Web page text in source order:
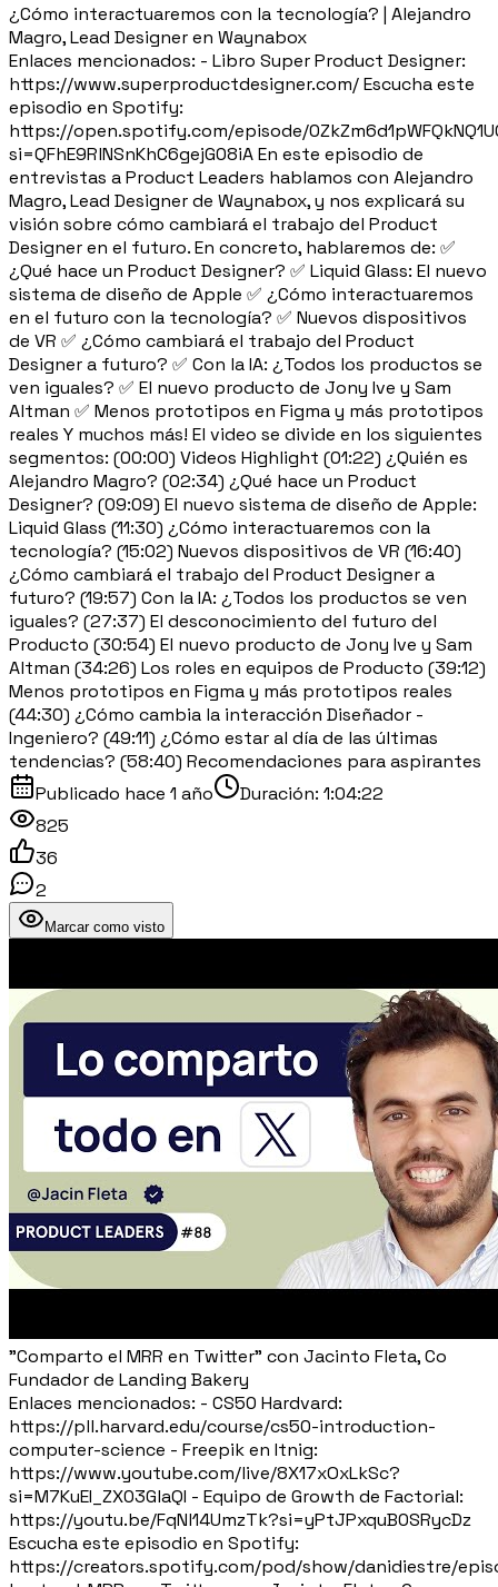
¿Cómo interactuaremos con la tecnología? | Alejandro
Magro, Lead Designer en Waynabox
Enlaces mencionados: - Libro Super Product Designer:
https://www.superproductdesigner.com/ Escucha este
episodio en Spotify:
https://open.spotify.com/episode/
si=QFhE9RlNSnKhC6gejG08iA En este episodio de
entrevistas a Product Leaders hablamos con Alejandro
Magro, Lead Designer de Waynabox, y nos explicará su
visión sobre cómo cambiará el trabajo del Product
Designer en el futuro. En concreto, hablaremos de: ✅
¿Qué hace un Product Designer? ✅ Liquid Glass: El nuevo
sistema de diseño de Apple ✅ ¿Cómo interactuaremos
en el futuro con la tecnología? ✅ Nuevos dispositivos
de VR ✅ ¿Cómo cambiará el trabajo del Product
Designer a futuro? ✅ Con la IA: ¿Todos los productos se
ven iguales? ✅ El nuevo producto de Jony Ive y Sam
Altman ✅ Menos prototipos en Figma y más prototipos
reales Y muchos más! El video se divide en los siguientes
segmentos: (00:00) Videos Highlight (01:22) ¿Quién es
Alejandro Magro? (02:34) ¿Qué hace un Product
Designer? (09:09) El nuevo sistema de diseño de Apple:
Liquid Glass (11:30) ¿Cómo interactuaremos con la
tecnología? (15:02) Nuevos dispositivos de VR (16:40)
¿Cómo cambiará el trabajo del Product Designer a
futuro? (19:57) Con la IA: ¿Todos los productos se ven
iguales? (27:37) El desconocimiento del futuro del
Producto (30:54) El nuevo producto de Jony Ive y Sam
Altman (34:26) Los roles en equipos de Producto (39:12)
Menos prototipos en Figma y más prototipos reales
(44:30) ¿Cómo cambia la interacción Diseñador -
Ingeniero? (49:11) ¿Cómo estar al día de las últimas
tendencias? (58:40) Recomendaciones para aspirantes
Publicado hace 1 año Duración: 1:04:22
825
36
2
Marcar como visto
"Comparto el MRR en Twitter" con Jacinto Fleta, Co
Fundador de Landing Bakery
Enlaces mencionados: - CS50 Hardvard:
https://pll.harvard.edu/course/cs50-introduction-
computer-science - Freepik en Itnig:
https://www.youtube.com/live/8X17xOxLkSc?
si=M7KuEI_ZX03GlaQI - Equipo de Growth de Factorial:
https://youtu.be/FqNl14UmzTk?si=yPtJPxquB0SRycDz
Escucha este episodio en Spotify:
https://creators.spotify.com/pod/show/danidiestre/